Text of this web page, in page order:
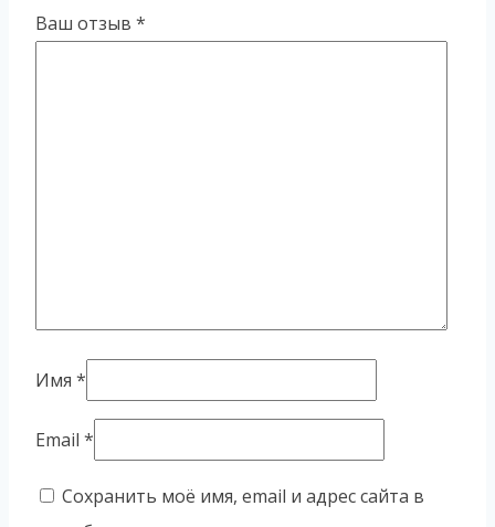
Ваш отзыв *
Имя *
Email *
Сохранить моё имя, email и адрес сайта в